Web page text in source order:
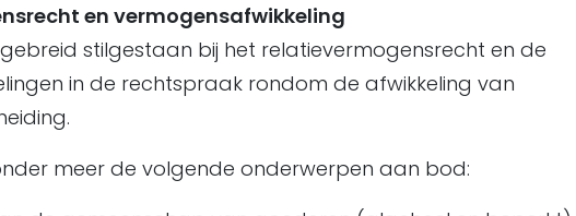
en vermogensafwikkeling
stilgestaan bij het relatievermogensrecht en de
in de rechtspraak rondom de afwikkeling van
meer de volgende onderwerpen aan bod: